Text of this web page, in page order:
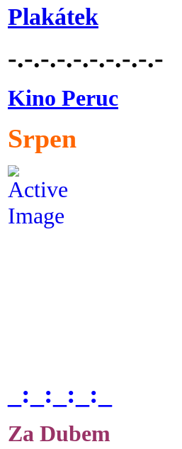
Plakátek
-.-.-.-.-.-.-.-.-.-
Kino Peruc
Srpen
_:_:_:_:_
Za Dubem